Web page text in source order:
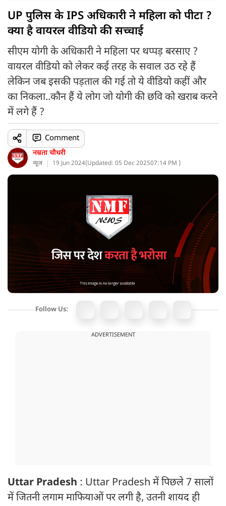
UP पुलिस के IPS अधिकारी ने महिला को पीटा ?
क्या है वायरल वीडियो की सच्चाई
सीएम योगी के अधिकारी ने महिला पर थप्पड़ बरसाए ?
वायरल वीडियो को लेकर कई तरह के सवाल उठ रहे हैं
लेकिन जब इसकी पड़ताल की गई तो ये वीडियो कहीं और
का निकला..कौन हैं ये लोग जो योगी की छवि को खराब करने
में लगे हैं ?
नम्रता चौधरी
न्यूज 19 Jun 2024(Updated: 05 Dec 202507:14 PM )
Comment
Follow Us:
ADVERTISEMENT
Uttar Pradesh : Uttar Pradesh में पिछले 7 सालों
में जितनी लगाम माफियाओं पर लगी है, उतनी शायद ही